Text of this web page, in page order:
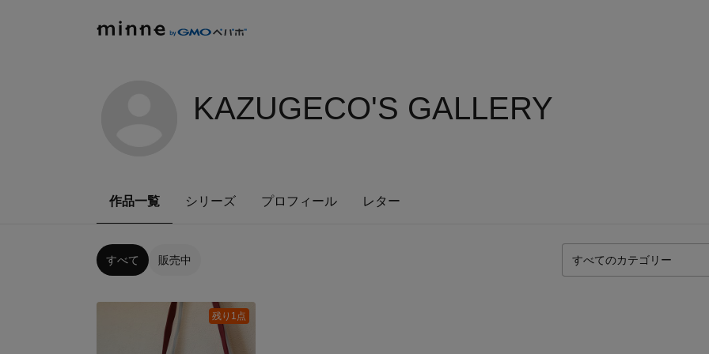
KAZUGECO'S GALLERY
作品一覧 シリーズ プロフィール レター
すべて 販売中
残り1点